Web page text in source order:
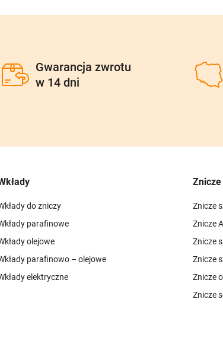
Gwarancja zwrotu
w 14 dni
do zniczy
parafinowe
olejowe
parafinowo – olejowe
elektryczne
Znicze
Znicze
Znicze
Znicze
Znicze
Znicze
Znicze